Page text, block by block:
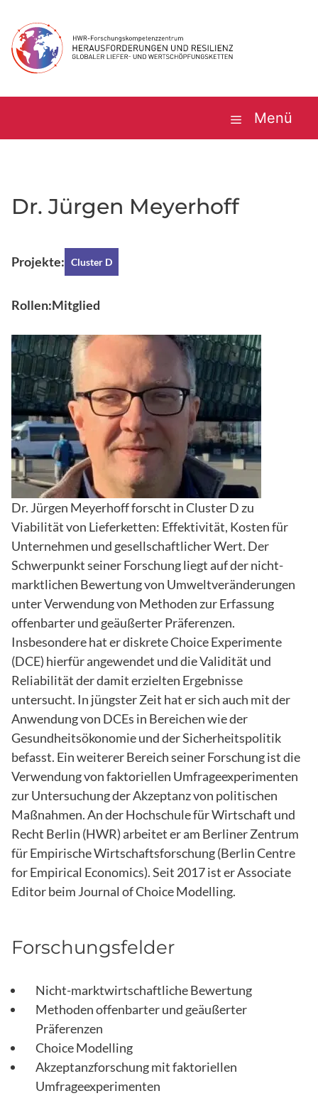
Inhalt
springen
Menü
Dr. Jürgen Meyerhoff
Projekte: Cluster D
Rollen:Mitglied
Dr. Jürgen Meyerhoff forscht in Cluster D zu
Viabilität von Lieferketten: Effektivität, Kosten für
Unternehmen und gesellschaftlicher Wert. Der
Schwerpunkt seiner Forschung liegt auf der nicht-
marktlichen Bewertung von Umweltveränderungen
unter Verwendung von Methoden zur Erfassung
offenbarter und geäußerter Präferenzen.
Insbesondere hat er diskrete Choice Experimente
(DCE) hierfür angewendet und die Validität und
Reliabilität der damit erzielten Ergebnisse
untersucht. In jüngster Zeit hat er sich auch mit der
Anwendung von DCEs in Bereichen wie der
Gesundheitsökonomie und der Sicherheitspolitik
befasst. Ein weiterer Bereich seiner Forschung ist die
Verwendung von faktoriellen Umfrageexperimenten
zur Untersuchung der Akzeptanz von politischen
Maßnahmen. An der Hochschule für Wirtschaft und
Recht Berlin (HWR) arbeitet er am Berliner Zentrum
für Empirische Wirtschaftsforschung (Berlin Centre
for Empirical Economics). Seit 2017 ist er Associate
Editor beim Journal of Choice Modelling.
Forschungsfelder
Nicht-marktwirtschaftliche Bewertung
Methoden offenbarter und geäußerter
Präferenzen
Choice Modelling
Akzeptanzforschung mit faktoriellen
Umfrageexperimenten